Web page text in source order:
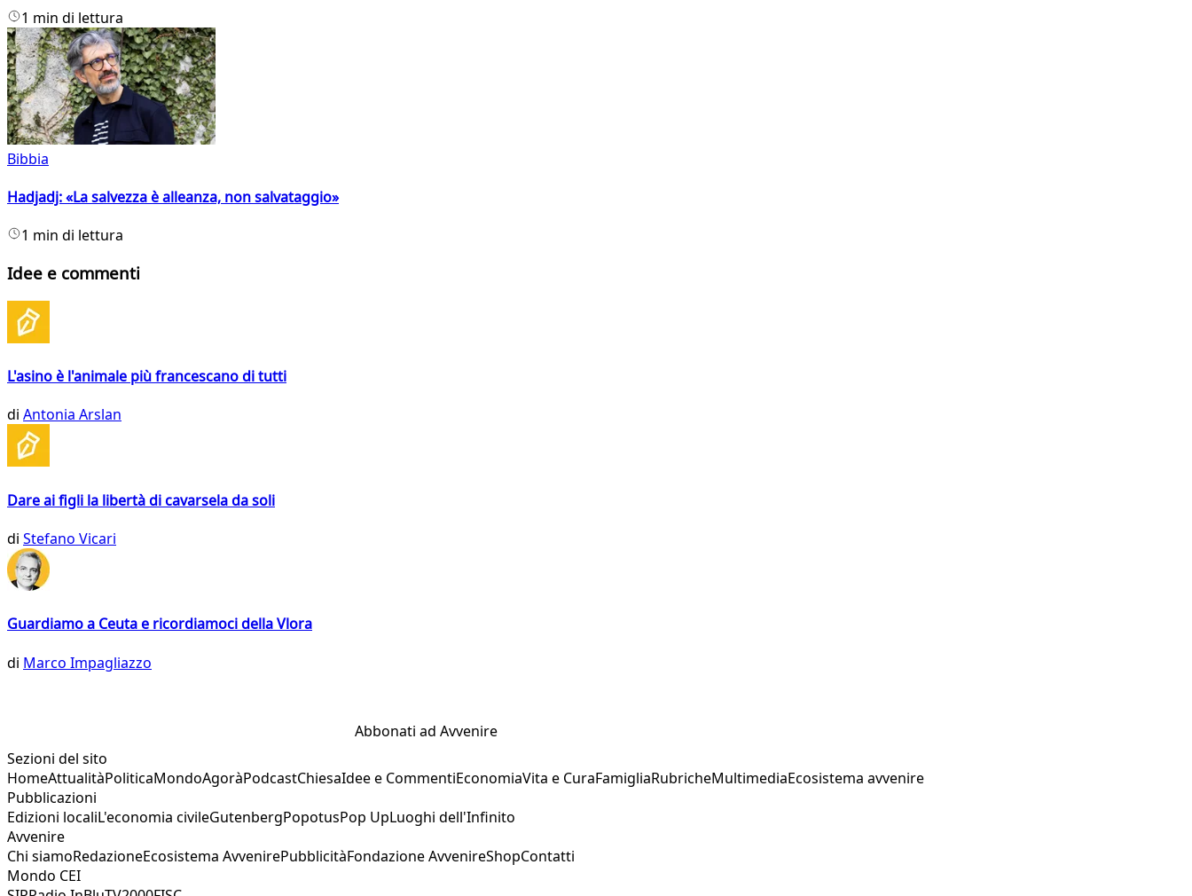
1 min di lettura
Bibbia
Hadjadj: «La salvezza è alleanza, non salvataggio»
1 min di lettura
Idee e commenti
L'asino è l'animale più francescano di tutti
di Antonia Arslan
Dare ai figli la libertà di cavarsela da soli
di Stefano Vicari
Guardiamo a Ceuta e ricordiamoci della Vlora
di Marco Impagliazzo
Abbonati ad Avvenire
Sezioni del sito
HomeAttualitàPoliticaMondoAgoràPodcastChiesaIdee e CommentiEconomiaVita e CuraFamigliaRubricheMultimediaEcosistema avvenire
Pubblicazioni
Edizioni localiL'economia civileGutenbergPopotusPop UpLuoghi dell'Infinito
Avvenire
Chi siamoRedazioneEcosistema AvvenirePubblicitàFondazione AvvenireShopContatti
Mondo CEI